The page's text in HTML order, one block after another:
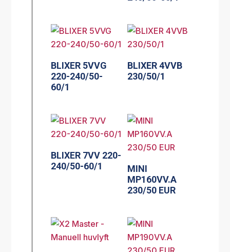
BLIXER 5VVG
220-240/50-
60/1
BLIXER 4VVB
230/50/1
BLIXER 7VV 220-
240/50-60/1
MINI
MP160VV.A
230/50 EUR